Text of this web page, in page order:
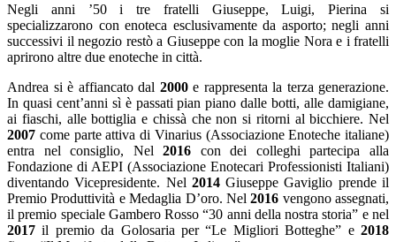
Negli anni ’50 i tre fratelli Giuseppe, Luigi, Pierina si
specializzarono con enoteca esclusivamente da asporto; negli anni
successivi il negozio restò a Giuseppe con la moglie Nora e i fratelli
aprirono altre due enoteche in città.
Andrea si è affiancato dal 2000e rappresenta la terza generazione.
In quasi cent’anni sì è passati pian piano dalle botti, alle damigiane,
ai fiaschi, alle bottiglia e chissà che non si ritorni al bicchiere. Nel
2007 come parte attiva di Vinarius (Associazione Enoteche italiane)
entra nel consiglio, Nel2016 con dei colleghi partecipa alla
Fondazione di AEPI (Associazione Enotecari Professionisti Italiani)
diventando Vicepresidente. Nel 2014Giuseppe Gaviglio prende il
Premio Produttività e Medaglia D’oro. Nel2016 vengono assegnati,
il premio speciale Gambero Rosso “30 anni della nostra storia” e nel
2017 il premio da Golosaria per “Le Migliori Botteghe” e 2018